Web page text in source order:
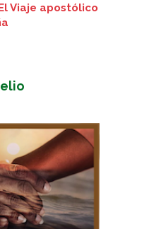
Viaje apostólico